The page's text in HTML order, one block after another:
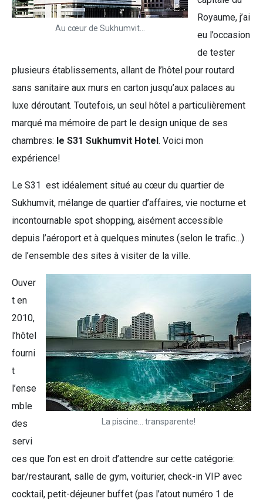
Au cœur de Sukhumvit…
Royaume, j’ai
eu l’occasion
de tester
plusieurs établissements, allant de l’hôtel pour routard
sans sanitaire aux murs en carton jusqu’aux palaces au
luxe déroutant. Toutefois, un seul hôtel a particulièrement
marqué ma mémoire de part le design unique de ses
chambres: le S31 Sukhumvit Hotel. Voici mon
expérience!
Le S31 est idéalement situé au cœur du quartier de
Sukhumvit, mélange de quartier d’affaires, vie nocturne et
incontournable spot shopping, aisément accessible
depuis l’aéroport et à quelques minutes (selon le trafic…)
de l’ensemble des sites à visiter de la ville.
La piscine… transparente!
Ouver
t en
2010,
l’hôtel
fourni
t
l’ense
mble
des
servi
ces que l’on est en droit d’attendre sur cette catégorie:
bar/restaurant, salle de gym, voiturier, check-in VIP avec
cocktail, petit-déjeuner buffet (pas l’atout numéro 1 de